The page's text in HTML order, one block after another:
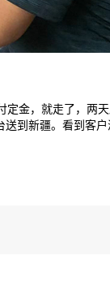
金，就走了，两
到新疆。看到客户